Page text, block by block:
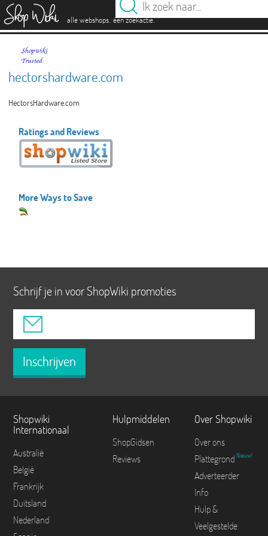
alle webshops. één zoekactie.
hectorshardware.com
HectorsHardware.com
Ratings and Reviews
More Ways to Save
Schrijf je in voor ShopWiki promoties
Inschrijven
Shopwiki
Internationaal
Australië
België
Frankrijk
Duitsland
Nederland
Hulpmiddelen
ShopGidsen
Reviews
Over Shopwiki
Over ons
Plattegrond Nieuw!
Adverteerder
Info
Hulp &
Veelgestelde